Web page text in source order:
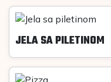
JELA SA PILETINOM